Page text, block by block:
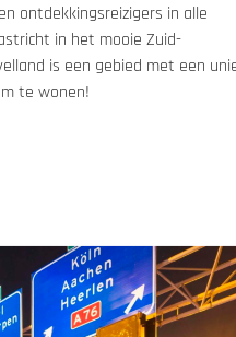
ontdekkingsreizigers in alle
in het mooie Zuid-
is een gebied met een
te wonen!